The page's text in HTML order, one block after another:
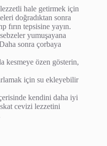
lezzetli hale getirmek için
doğradıktan sonra
fırın tepsisine yayın.
sebzeler yumuşayana
sonra çorbaya
kesmeye özen gösterin,
için su ekleyebilir
kendini daha iyi
cevizi lezzetini